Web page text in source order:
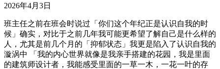
2026年4月3日
班主任之前在班会时说过「你们这个年纪正是认识自我的时
候」确实，对比于之前几年我可能更希望了解自己是什么样的
人，尤其是前几个月的「抑郁状态」我更是陷入了认识自我的
漩涡中 「我的内心世界就像是我亲手搭建的花园，我是里面
的建筑师设计者，我能感受里面的一草一木，一花一叶的存